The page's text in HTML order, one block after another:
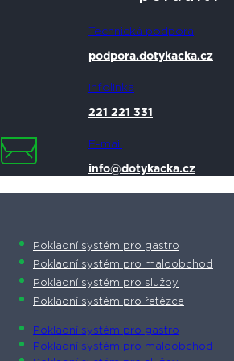
Technická podpora
podpora.dotykacka.cz
Infolinka
221 221 331
E-mail
info@dotykacka.cz
Pokladní systém pro gastro
Pokladní systém pro maloobchod
Pokladní systém pro služby
Pokladní systém pro řetězce
Pokladní systém pro gastro
Pokladní systém pro maloobchod